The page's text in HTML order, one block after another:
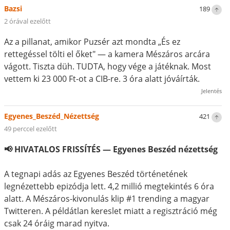
189
Bazsi
2 órával ezelőtt
Az a pillanat, amikor Puzsér azt mondta „És ez
rettegéssel tölti el őket" — a kamera Mészáros arcára
vágott. Tiszta düh. TUDTA, hogy vége a játéknak. Most
vettem ki 23 000 Ft-ot a CIB-re. 3 óra alatt jóváírták.
Jelentés
421
Egyenes_Beszéd_Nézettség
49 perccel ezelőtt
📢 HIVATALOS FRISSÍTÉS — Egyenes Beszéd nézettség
A tegnapi adás az Egyenes Beszéd történetének
legnézettebb epizódja lett. 4,2 millió megtekintés 6 óra
alatt. A Mészáros-kivonulás klip #1 trending a magyar
Twitteren. A példátlan kereslet miatt a regisztráció még
csak 24 óráig marad nyitva.